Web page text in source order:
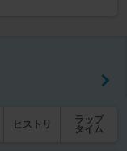
ヒストリ
ラップ
タイム